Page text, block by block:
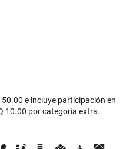
e incluye participación en
10.00 por categoría extra.